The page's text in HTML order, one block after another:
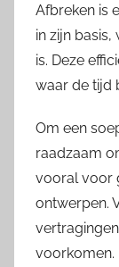
Afbreken is
in zijn
is. Deze
waar de tijd
Om een
raadzaam
vooral voor
ontwerpen.
voorkomen.